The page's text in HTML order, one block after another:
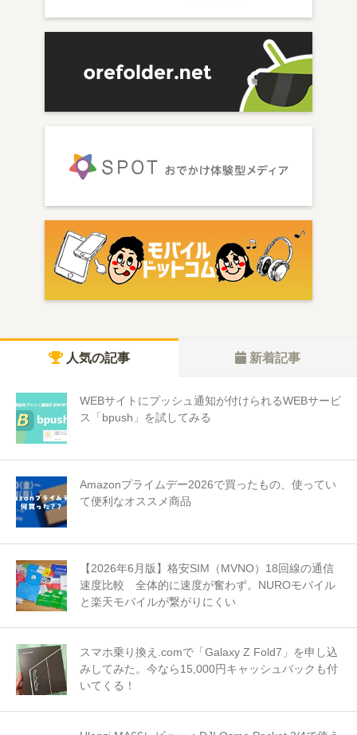
人気の記事 新着記事
WEBサイトにプッシュ通知が付けられるWEBサービ
ス「bpush」を試してみる
Amazonプライムデー2026で買ったもの、使ってい
て便利なオススメ商品
【2026年6月版】格安SIM（MVNO）18回線の通信
速度比較 全体的に速度が奮わず。NUROモバイル
と楽天モバイルが繋がりにくい
スマホ乗り換え.comで「Galaxy Z Fold7」を申し込
みしてみた。今なら15,000円キャッシュバックも付
いてくる！